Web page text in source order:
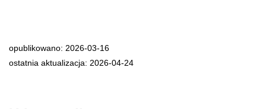
opublikowano: 2026-03-16
ostatnia aktualizacja: 2026-04-24